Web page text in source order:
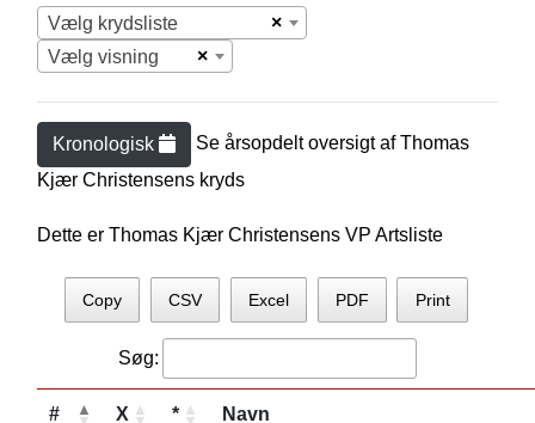
×
Vælg krydsliste
×
Vælg visning
Kronologisk Se årsopdelt oversigt afThomas
Kjær Christensens kryds
Dette er Thomas Kjær Christensens VP Artsliste
Copy CSV Excel PDF Print
Søg:
# X * Navn